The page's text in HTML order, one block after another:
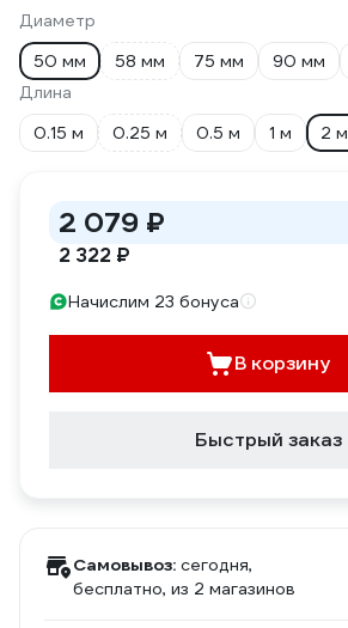
Диаметр
50 мм
58 мм 75 мм 90 мм
Длина
0.15 м
0.25 м 0.5 м 1 м 2 м
2 079 ₽
2 322 ₽
Начислим 23 бонуса
В корзину
Быстрый заказ
Самовывоз: сегодня,
бесплатно, из 2 магазинов